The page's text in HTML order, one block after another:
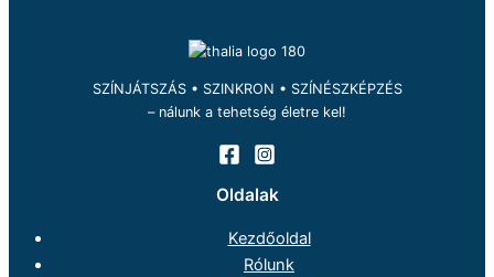
SZÍNJÁTSZÁS • SZINKRON • SZÍNÉSZKÉPZÉS
– nálunk a tehetség életre kel!
Oldalak
Kezdőoldal
Rólunk